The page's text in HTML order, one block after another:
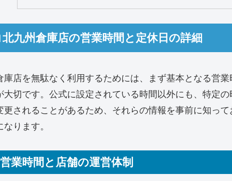
九州倉庫店の営業時間と定休日の詳細
庫店を無駄なく利用するためには、まず基本となる営
大切です。公式に設定されている時間以外にも、特定
更されることがあるため、それらの情報を事前に知っ
ります。
業時間と店舗の運営体制